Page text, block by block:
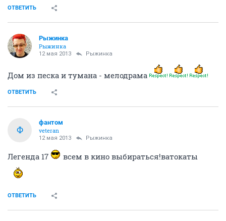
ОТВЕТИТЬ
Рыжинка
Рыжинка
12 мая 2013 Рыжинка
Дом из песка и тумана - мелодрама
ОТВЕТИТЬ
Ф
фантом
veteran
12 мая 2013 Рыжинка
Легенда 17 всем в кино выбираться!ватокаты
ОТВЕТИТЬ